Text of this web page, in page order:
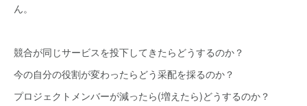
ん。
競合が同じサービスを投下してきたらどうするのか？
今の自分の役割が変わったらどう采配を採るのか？
プロジェクトメンバーが減ったら(増えたら)どうするのか？